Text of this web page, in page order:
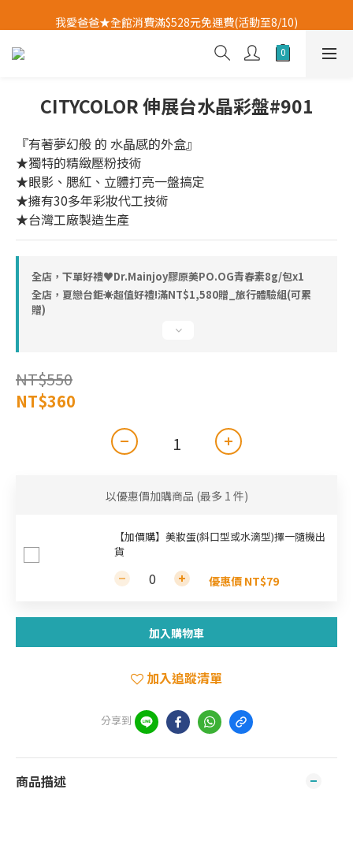
我愛爸爸★全館消費滿$528元免運費(活動至8/10)
我愛爸爸★全館消費滿$528元免運費(活動至8/10)
超值好禮滿額贈❤️等你來選購
我愛爸爸★全館消費滿$528元免運費(活動至8/10)
CITYCOLOR 伸展台水晶彩盤#901
『有著夢幻般 的 水晶感的外盒』
★獨特的精緻壓粉技術
★眼影、腮紅、立體打亮一盤搞定
★擁有30多年彩妝代工技術
★台灣工廠製造生產
全店，下單好禮♥︎Dr.Mainjoy膠原美PO.OG青春素8g/包x1
全店，夏戀台鉅☀超值好禮!滿NT$1,580贈_旅行體驗組(可累
贈)
NT$550
NT$360
以優惠價加購商品 (最多 1 件)
【加價購】美妝蛋(斜口型或水滴型)擇一隨機出
貨
優惠價 NT$79
加入購物車
加入追蹤清單
分享到
商品描述